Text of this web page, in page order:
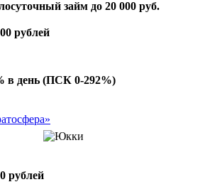
займ до 20 000 руб.
рублей
в день (ПСК 0-292%)
рублей